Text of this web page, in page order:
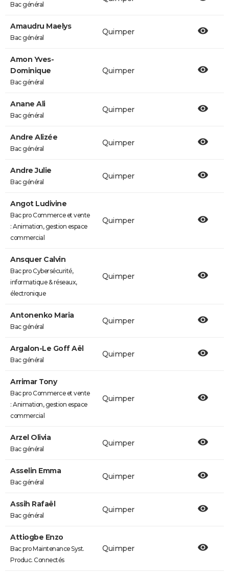
Bac général
Amaudru Maelys
Bac général
Quimper
Amon Yves-
Dominique
Bac général
Quimper
Anane Ali
Bac général
Quimper
Andre Alizée
Bac général
Quimper
Andre Julie
Bac général
Quimper
Angot Ludivine
Bac pro Commerce et vente
: Animation, gestion espace
commercial
Quimper
Ansquer Calvin
Bac pro Cybersécurité,
informatique & réseaux,
électronique
Quimper
Antonenko Maria
Bac général
Quimper
Argalon-Le Goff Aël
Bac général
Quimper
Arrimar Tony
Bac pro Commerce et vente
: Animation, gestion espace
commercial
Quimper
Arzel Olivia
Bac général
Quimper
Asselin Emma
Bac général
Quimper
Assih Rafaël
Bac général
Quimper
Attiogbe Enzo
Bac pro Maintenance Syst.
Produc. Connectés
Quimper